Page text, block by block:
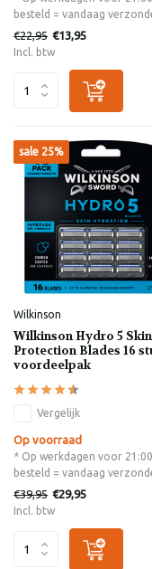
besteld = vandaag
€22,95 €13,95
Incl. btw
sale 25%
Wilkinson
Wilkinson Hydro 5 Skin
Protection Blades 16
voordeelpak
Vergelijk
Op voorraad
* Op werkdagen voor 21:00
besteld = vandaag
€39,95 €29,95
Incl. btw